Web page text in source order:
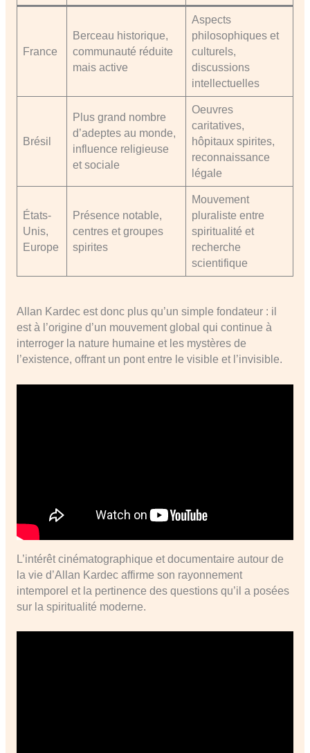
France
Berceau historique,
communauté réduite
mais active
Aspects
philosophiques et
culturels,
discussions
intellectuelles
Brésil
Plus grand nombre
d’adeptes au monde,
influence religieuse
et sociale
Oeuvres
caritatives,
hôpitaux spirites,
reconnaissance
légale
États-
Unis,
Europe
Présence notable,
centres et groupes
spirites
Mouvement
pluraliste entre
spiritualité et
recherche
scientifique
Allan Kardec est donc plus qu’un simple fondateur : il
est à l’origine d’un mouvement global qui continue à
interroger la nature humaine et les mystères de
l’existence, offrant un pont entre le visible et l’invisible.
L’intérêt cinématographique et documentaire autour de
la vie d’Allan Kardec affirme son rayonnement
intemporel et la pertinence des questions qu’il a posées
sur la spiritualité moderne.